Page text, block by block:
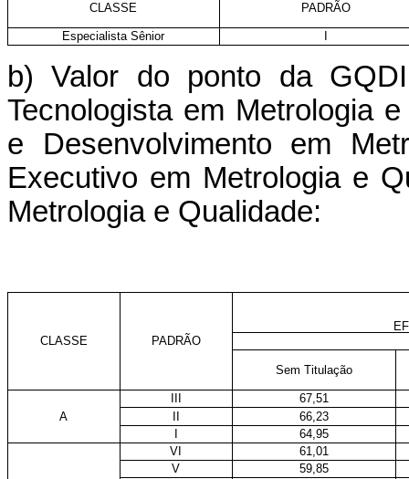
CLASSE PADRÃO
Especialista Sênior
b) Valor do ponto da
Tecnologista em Metrologia
e Desenvolvimento em
Executivo em Metrologia e
Metrologia e Qualidade:
CLASSE PADRÃO
Sem Titulação
A
67,51
66,23
64,95
VI
61,01
V
59,85